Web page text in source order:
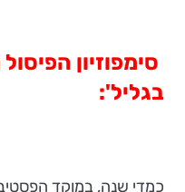
סימפוזיון
בגליל':
כמדי שנה, במוקד